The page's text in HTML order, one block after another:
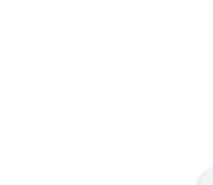
ICP证合字B2-